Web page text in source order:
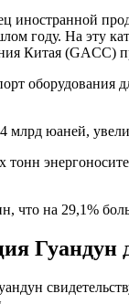
году. На эту
Китая (GACC)
оборудования
юаней,
тонн
что на 29,1%
Гуандун